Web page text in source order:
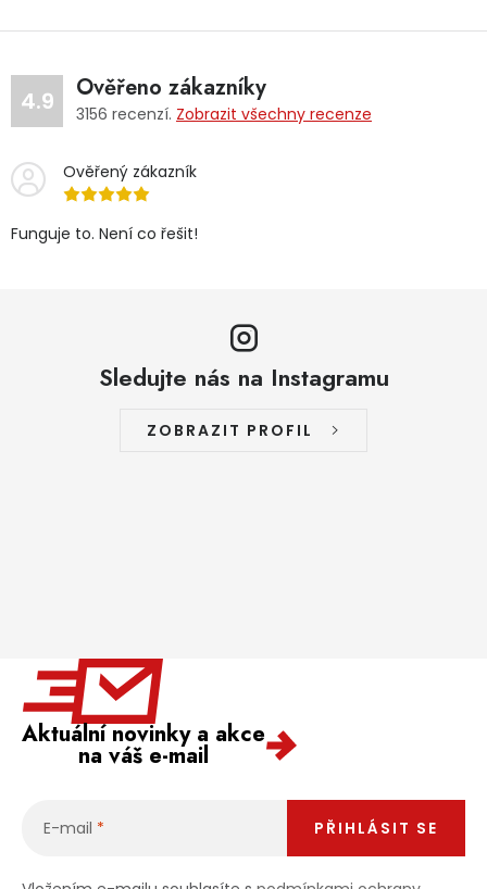
4.9 Ověřeno zákazníky
3156 recenzí. Zobrazit všechny recenze
Ověřený zákazník
Funguje to. Není co řešit!
Sledujte nás na Instagramu
ZOBRAZIT PROFIL
Aktuální novinky a akce
na váš e-mail
E-mail PŘIHLÁSIT SE